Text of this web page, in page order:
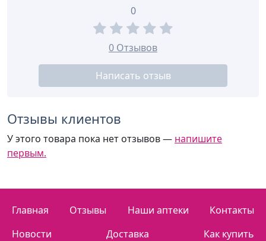
0
0 Отзывов
Написать отзыв
Отзывы клиентов
У этого товара пока нет отзывов — напишите
первым.
Главная Отзывы Наши аптеки
Контакты
Новости
Доставка
Как купить